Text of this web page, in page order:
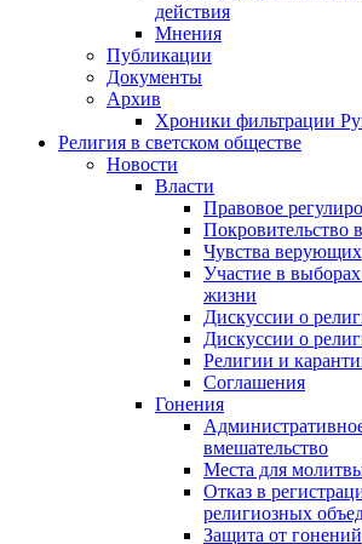
действия
Мнения
Публикации
Документы
Архив
Хроники фильтрации
Религия в светском обществе
Новости
Власти
Правовое
Покровительство
Чувства верующих
Участие в
жизни
Дискуссии о
Дискуссии о
Религии и
Соглашения
Гонения
вмешательство
Места для
Отказ в
религиозных
Защита от гонений